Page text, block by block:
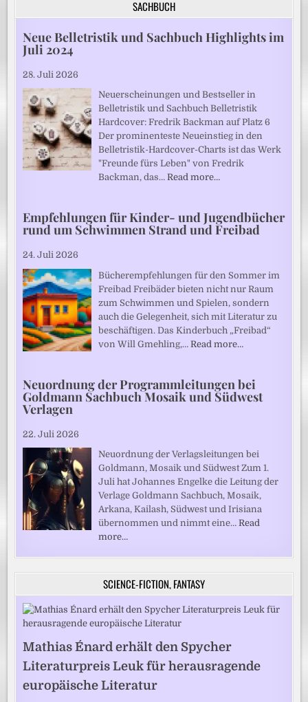
SACHBUCH
Neue Belletristik und Sachbuch Highlights im
Juli 2024
28. Juli 2026
Neuerscheinungen und Bestseller in
Belletristik und Sachbuch Belletristik
Hardcover: Fredrik Backman auf Platz 6
Der prominenteste Neueinstieg in den
Belletristik-Hardcover-Charts ist das Werk
"Freunde fürs Leben" von Fredrik
Backman, das…Read more…
Empfehlungen für Kinder- und Jugendbücher
rund um Schwimmen Strand und Freibad
24. Juli 2026
Bücherempfehlungen für den Sommer im
Freibad Freibäder bieten nicht nur Raum
zum Schwimmen und Spielen, sondern
auch die Gelegenheit, sich mit Literatur zu
beschäftigen. Das Kinderbuch „Freibad“
von Will Gmehling,…Read more…
Neuordnung der Programmleitungen bei
Goldmann Sachbuch Mosaik und Südwest
Verlagen
22. Juli 2026
Neuordnung der Verlagsleitungen bei
Goldmann, Mosaik und Südwest Zum 1.
Juli hat Johannes Engelke die Leitung der
Verlage Goldmann Sachbuch, Mosaik,
Arkana, Kailash, Südwest und Irisiana
übernommen und nimmt eine…Read
more…
SCIENCE-FICTION, FANTASY
Mathias Énard erhält den Spycher
Literaturpreis Leuk für herausragende
europäische Literatur